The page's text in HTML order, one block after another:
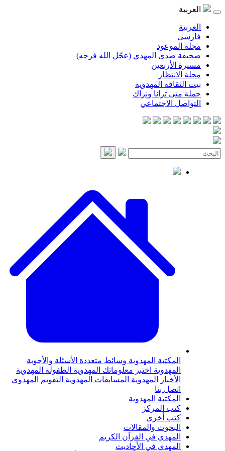
المهدي (عجّل الله فرجه)
المهدوية
ترانا ونراك
الاجتماعي
المهدويةوسائط متعددةالأسئلة والأجوبة
اختبر معلوماتك المهدويةالطفولة المهدوية
المهدويةالمسابقات المهدويةالتقويم المهدوي
المهدوية
والمقالات
في القرآن الكريم
في الأحاديث